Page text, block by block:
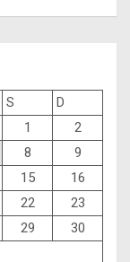
S
D
1
2
8
9
15
16
22
23
29
30